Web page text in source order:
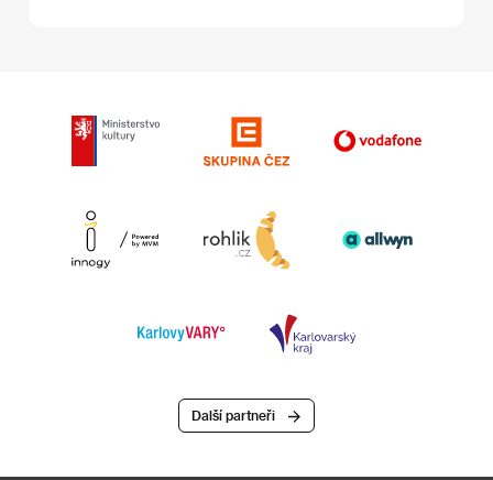
Další partneři